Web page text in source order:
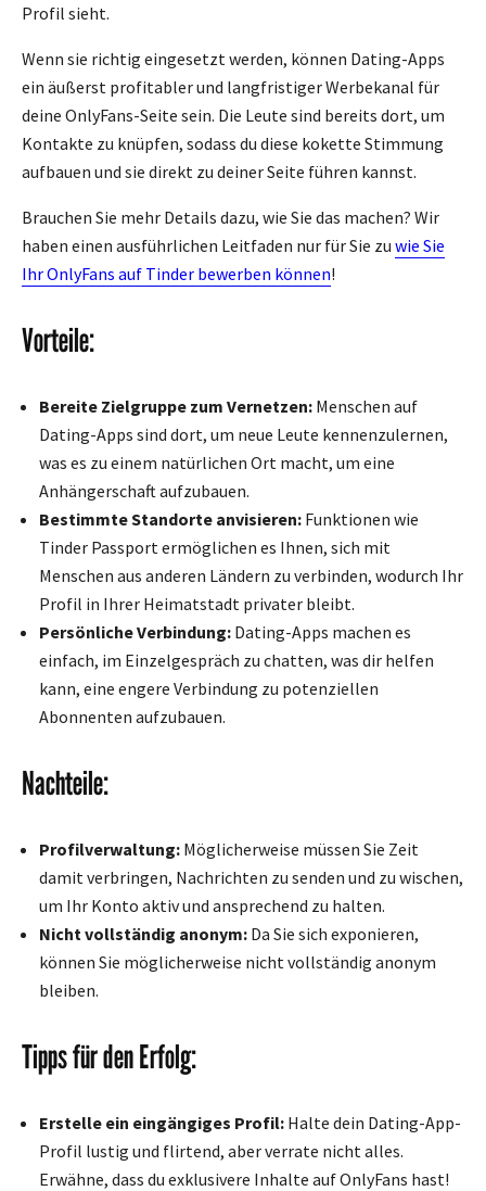
Profil sieht.
Wenn sie richtig eingesetzt werden, können Dating-Apps
ein äußerst profitabler und langfristiger Werbekanal für
deine OnlyFans-Seite sein. Die Leute sind bereits dort, um
Kontakte zu knüpfen, sodass du diese kokette Stimmung
aufbauen und sie direkt zu deiner Seite führen kannst.
Brauchen Sie mehr Details dazu, wie Sie das machen? Wir
haben einen ausführlichen Leitfaden nur für Sie zu wie Sie
Ihr OnlyFans auf Tinder bewerben können!
Vorteile:
Bereite Zielgruppe zum Vernetzen: Menschen auf
Dating-Apps sind dort, um neue Leute kennenzulernen,
was es zu einem natürlichen Ort macht, um eine
Anhängerschaft aufzubauen.
Bestimmte Standorte anvisieren: Funktionen wie
Tinder Passport ermöglichen es Ihnen, sich mit
Menschen aus anderen Ländern zu verbinden, wodurch Ihr
Profil in Ihrer Heimatstadt privater bleibt.
Persönliche Verbindung: Dating-Apps machen es
einfach, im Einzelgespräch zu chatten, was dir helfen
kann, eine engere Verbindung zu potenziellen
Abonnenten aufzubauen.
Nachteile:
Profilverwaltung: Möglicherweise müssen Sie Zeit
damit verbringen, Nachrichten zu senden und zu wischen,
um Ihr Konto aktiv und ansprechend zu halten.
Nicht vollständig anonym: Da Sie sich exponieren,
können Sie möglicherweise nicht vollständig anonym
bleiben.
Tipps für den Erfolg:
Erstelle ein eingängiges Profil: Halte dein Dating-App-
Profil lustig und flirtend, aber verrate nicht alles.
Erwähne, dass du exklusivere Inhalte auf OnlyFans hast!